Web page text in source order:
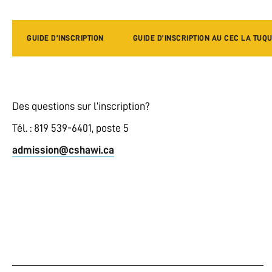
GUIDE D’INSCRIPTION GUIDE D’INSCRIPTION AU CEC LA
Des questions sur l’inscription?
Tél. : 819 539-6401, poste 5
admission@cshawi.ca